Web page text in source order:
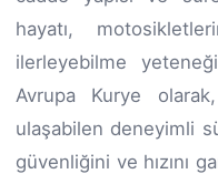
hayatı,
ilerleyebilme
Avrupa Kurye
ulaşabilen deneyimli
güvenliğini ve hızını